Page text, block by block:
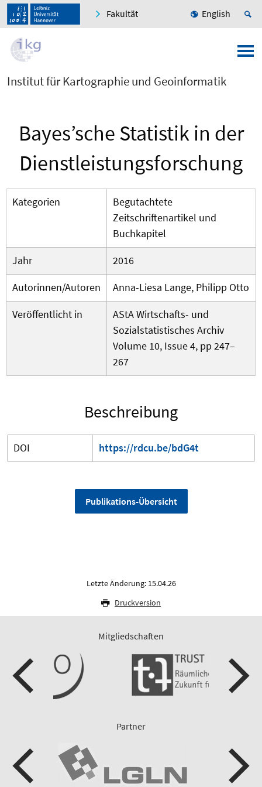
Fakultät English
Institut für Kartographie und Geoinformatik
Bayes’sche Statistik in der
Dienstleistungsforschung
Kategorien
Begutachtete
Zeitschriftenartikel und
Buchkapitel
Jahr
2016
Autorinnen/Autoren
Anna-Liesa Lange, Philipp Otto
Veröffentlicht in
AStA Wirtschafts- und
Sozialstatistisches Archiv
Volume 10, Issue 4, pp 247–
267
Beschreibung
DOI https://rdcu.be/bdG4t
Publikations-Übersicht
Letzte Änderung: 15.04.26
Druckversion
Mitgliedschaften
Partner